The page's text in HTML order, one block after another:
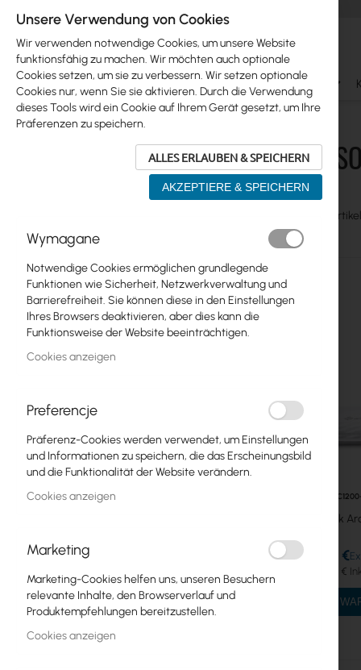
Ubiquiti Mikrotik WiFi & SOHO Antennas
WiFi & SOHO
IP-Kameras
LTE/5G Router
Switch
ADSL-Router
Mercusys
Tenda
TP-Link
Netzwerkkarten und Adapter
IP-Kameras
WIFI &
als
Artikel
TPLINK-
TP-Link
28,34 €
23,04 €
IN DEN
Unsere Verwendung von Cookies
Wir verwenden notwendige Cookies, um unsere Website
funktionsfähig zu machen. Wir möchten auch optionale
Cookies setzen, um sie zu verbessern. Wir setzen optionale
Cookies nur, wenn Sie sie aktivieren. Durch die Verwendung
dieses Tools wird ein Cookie auf Ihrem Gerät gesetzt, um Ihre
Präferenzen zu speichern.
ALLES ERLAUBEN & SPEICHERN
AKZEPTIERE & SPEICHERN
Wymagane
Notwendige Cookies ermöglichen grundlegende
Funktionen wie Sicherheit, Netzwerkverwaltung und
Barrierefreiheit. Sie können diese in den Einstellungen
Ihres Browsers deaktivieren, aber dies kann die
Funktionsweise der Website beeinträchtigen.
Cookies anzeigen
Preferencje
Präferenz-Cookies werden verwendet, um Einstellungen
und Informationen zu speichern, die das Erscheinungsbild
und die Funktionalität der Website verändern.
Cookies anzeigen
Marketing
Marketing-Cookies helfen uns, unseren Besuchern
relevante Inhalte, den Browserverlauf und
Produktempfehlungen bereitzustellen.
Cookies anzeigen